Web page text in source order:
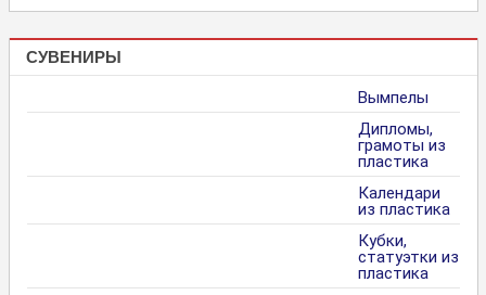
СУВЕНИРЫ
Вымпелы
Дипломы,
грамоты из
пластика
Календари
из пластика
Кубки,
статуэтки из
пластика